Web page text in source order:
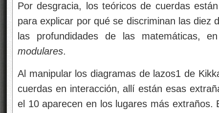
Por desgracia, los teóricos de cuerdas
para explicar por qué se discriminan las
las profundidades de las matemáticas,
modulares.
Al manipular los diagramas de lazos1 de
cuerdas en interacción, allí están esas
el 10 aparecen en los lugares más extraños.